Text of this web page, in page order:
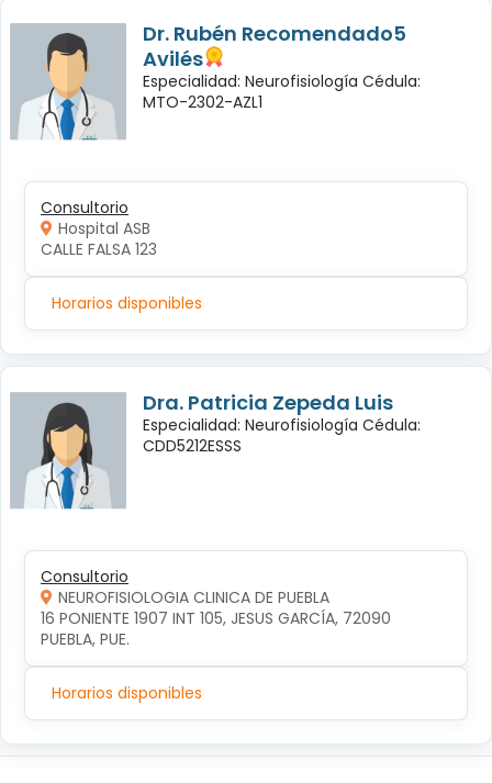
Dr. Rubén Recomendado5
Avilés
Especialidad: Neurofisiología Cédula:
MTO-2302-AZL1
Consultorio
Hospital ASB
CALLE FALSA 123
Horarios disponibles
Dra. Patricia Zepeda Luis
Especialidad: Neurofisiología Cédula:
CDD5212ESSS
Consultorio
NEUROFISIOLOGIA CLINICA DE PUEBLA
16 PONIENTE 1907 INT 105, JESUS GARCÍA, 72090
PUEBLA, PUE.
Horarios disponibles